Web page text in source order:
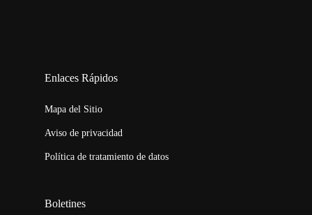
Enlaces Rápidos
Mapa del Sitio
Aviso de privacidad
Política de tratamiento de datos
Boletines